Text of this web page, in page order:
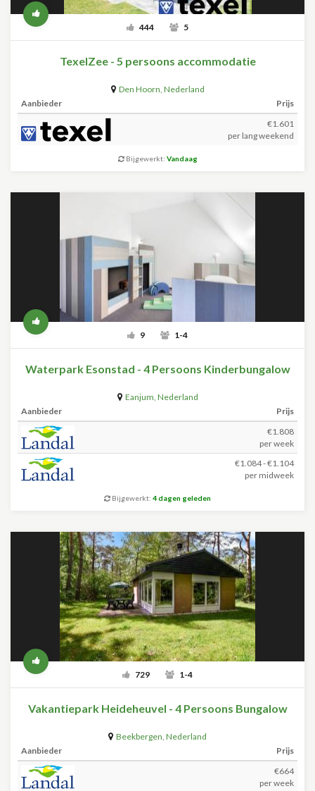
444 5
TexelZee - 5 persoons accommodatie
Den Hoorn, Nederland
Aanbieder
Prijs
€1.601
per lang weekend
Bijgewerkt: Vandaag
9 1-4
Waterpark Esonstad - 4 Persoons Kinderbungalow
Eanjum, Nederland
Aanbieder
Prijs
€1.808
per week
€1.084 - €1.104
per midweek
Bijgewerkt: 4 dagen geleden
729 1-4
Vakantiepark Heideheuvel - 4 Persoons Bungalow
Beekbergen, Nederland
Aanbieder
Prijs
€664
per week